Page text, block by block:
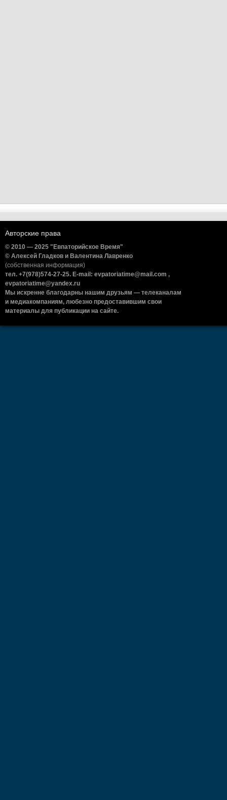
Авторские права
© 2010 — 2025 "Евпаторийское Время"
© Алексей Гладков и Валентина Лавренко
(собственная информация)
тел. +7(978)574-27-25. E-mail: evpatoriatime@mail.com ,
evpatoriatime@yandex.ru
Мы искренне благодарны нашим друзьям — телеканалам
и медиакомпаниям, любезно предоставившим свои
материалы для публикации на сайте.